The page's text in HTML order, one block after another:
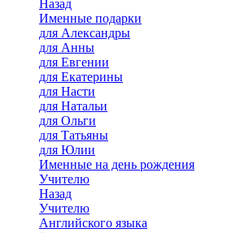
Назад
Именные подарки
для Александры
для Анны
для Евгении
для Екатерины
для Насти
для Натальи
для Ольги
для Татьяны
для Юлии
Именные на день рождения
Учителю
Назад
Учителю
Английского языка